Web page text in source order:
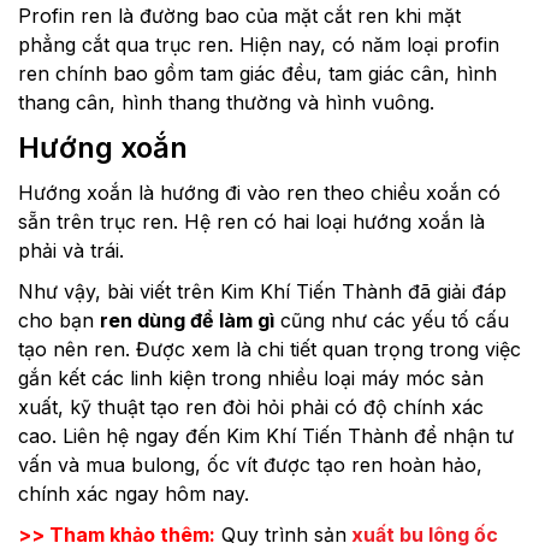
Profin ren là đường bao của mặt cắt ren khi mặt
phẳng cắt qua trục ren. Hiện nay, có năm loại profin
ren chính bao gồm tam giác đều, tam giác cân, hình
thang cân, hình thang thường và hình vuông.
Hướng xoắn
Hướng xoắn là hướng đi vào ren theo chiều xoắn có
sẵn trên trục ren. Hệ ren có hai loại hướng xoắn là
phải và trái.
Như vậy, bài viết trên Kim Khí Tiến Thành đã giải đáp
cho bạn ren dùng để làm gì cũng như các yếu tố cấu
tạo nên ren. Được xem là chi tiết quan trọng trong việc
gắn kết các linh kiện trong nhiều loại máy móc sản
xuất, kỹ thuật tạo ren đòi hỏi phải có độ chính xác
cao. Liên hệ ngay đến Kim Khí Tiến Thành để nhận tư
vấn và mua bulong, ốc vít được tạo ren hoàn hảo,
chính xác ngay hôm nay.
>> Tham khảo thêm: Quy trình sản xuất bu lông ốc